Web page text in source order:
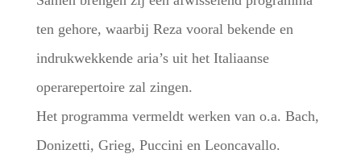
ten gehore, waarbij Reza vooral bekende en
indrukwekkende aria’s uit het Italiaanse
operarepertoire zal zingen.
Het programma vermeldt werken van o.a. Bach,
Donizetti, Grieg, Puccini en Leoncavallo.